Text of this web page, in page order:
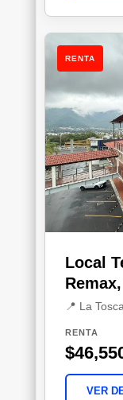
RENTA
Local
📍 La
RENTA
VER